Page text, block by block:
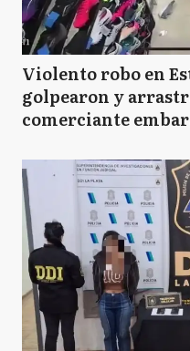
Violento robo en
golpearon y
comerciante